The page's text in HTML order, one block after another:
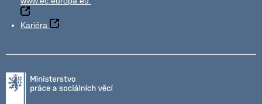
Kariéra